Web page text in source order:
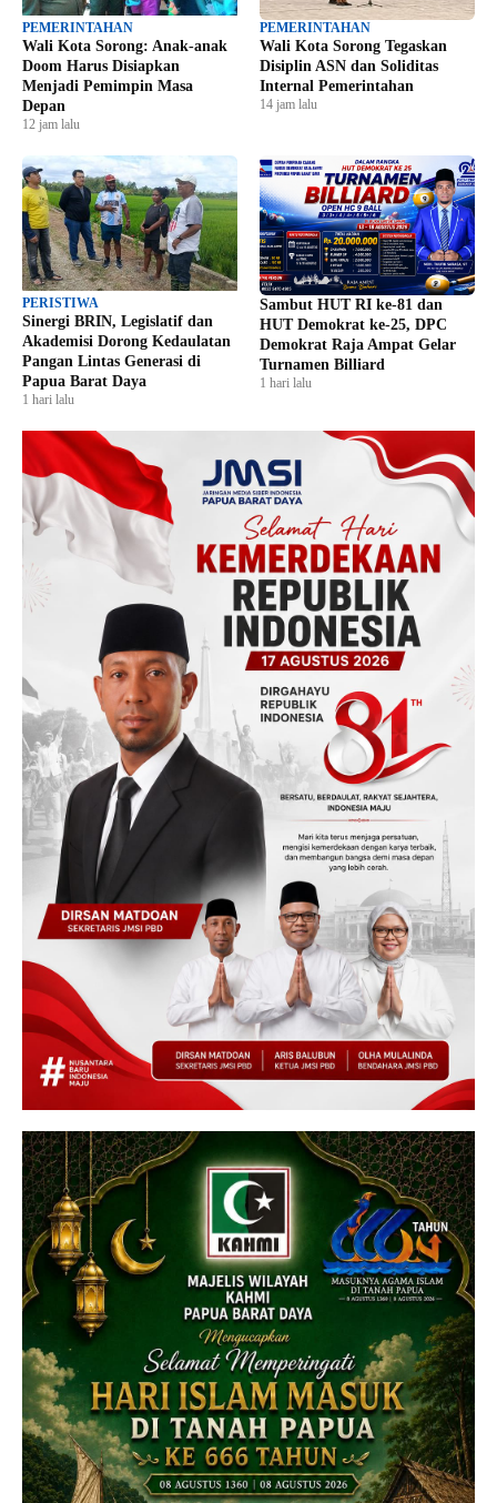
PEMERINTAHAN
Wali Kota Sorong: Anak-anak
Doom Harus Disiapkan
Menjadi Pemimpin Masa
Depan
12 jam lalu
PEMERINTAHAN
Wali Kota Sorong Tegaskan
Disiplin ASN dan Soliditas
Internal Pemerintahan
14 jam lalu
PERISTIWA
Sinergi BRIN, Legislatif dan
Akademisi Dorong Kedaulatan
Pangan Lintas Generasi di
Papua Barat Daya
1 hari lalu
Sambut HUT RI ke-81 dan
HUT Demokrat ke-25, DPC
Demokrat Raja Ampat Gelar
Turnamen Billiard
1 hari lalu